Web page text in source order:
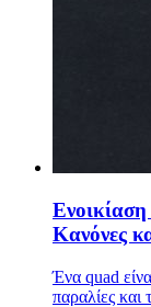
Κανόνες
Ένα quad
παραλίες